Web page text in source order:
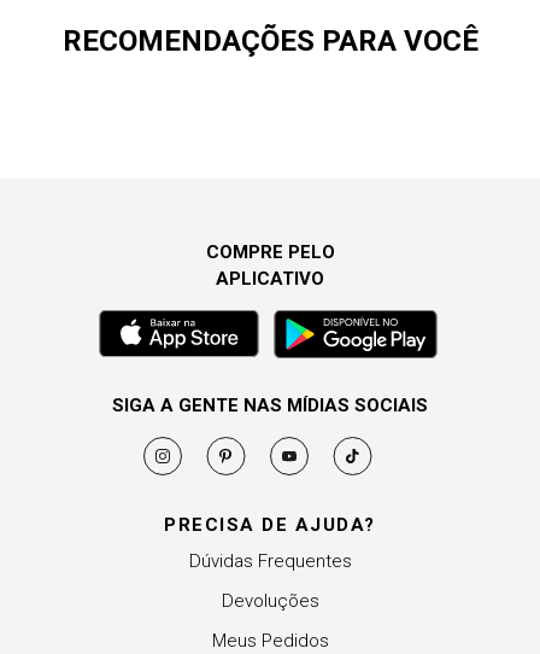
RECOMENDAÇÕES PARA VOCÊ
PRECISA DE AJUDA?
Dúvidas Frequentes
Devoluções
Meus Pedidos
COMPRE PELO
APLICATIVO
SIGA A GENTE NAS MÍDIAS SOCIAIS